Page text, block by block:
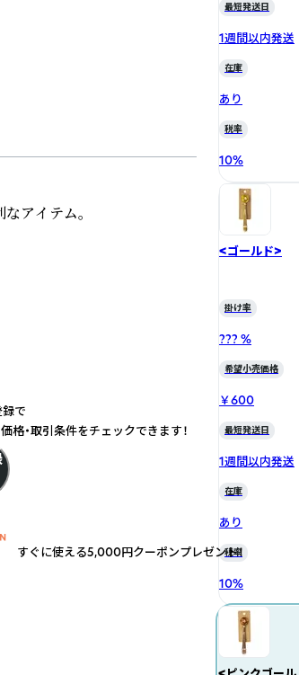
アイテム。
最短発送日
1週間以内発送
在庫
あり
税率
10%
<ゴールド>
掛け率
??? %
希望小売価格
￥600
最短発送日
1週間以内発送
在庫
あり
税率
10%
で
格・取引条件をチェックできます！
すぐに使える5,000円クーポンプレゼント！